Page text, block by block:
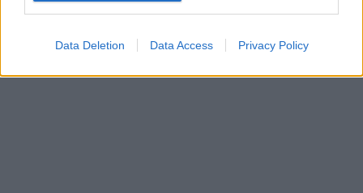
Data Deletion Data Access Privacy Policy